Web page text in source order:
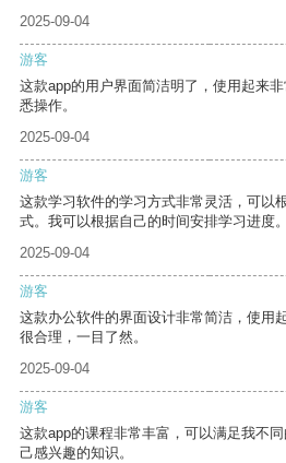
2025-09-04
游客
这款app的用户界面简洁明了，使用起来
悉操作。
2025-09-04
游客
这款学习软件的学习方式非常灵活，可以
式。我可以根据自己的时间安排学习进度。
2025-09-04
游客
这款办公软件的界面设计非常简洁，使用
很合理，一目了然。
2025-09-04
游客
这款app的课程非常丰富，可以满足我不
己感兴趣的知识。